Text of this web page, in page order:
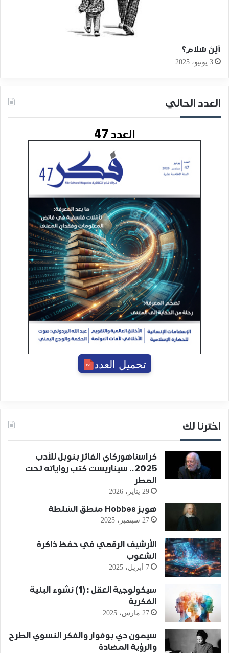
أيْنَ سَلام؟
3 يونيو، 2025
العدد الحالي
العدد 47
تحميل العدد
اخترنا لك
كراسناهوركاي الفائز بنوبل للأدب
2025.. سيناريست كتب رواياته تحت
المطر
29 يناير، 2026
هوبز Hobbes منطق السّلطة
27 سبتمبر، 2025
الأرشيف الرقمي في حفظ ذاكرة
الشعوب
7 أبريل، 2025
سيكولوجية العقل : (1) نشوء البنية
الفكرية
27 مارس، 2025
سيمون دي بوفوار والفكر النسوي الطرح
والرؤية المضادة